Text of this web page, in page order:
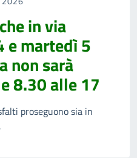
in via
e martedì 5
non sarà
8.30 alle 17
proseguono sia in